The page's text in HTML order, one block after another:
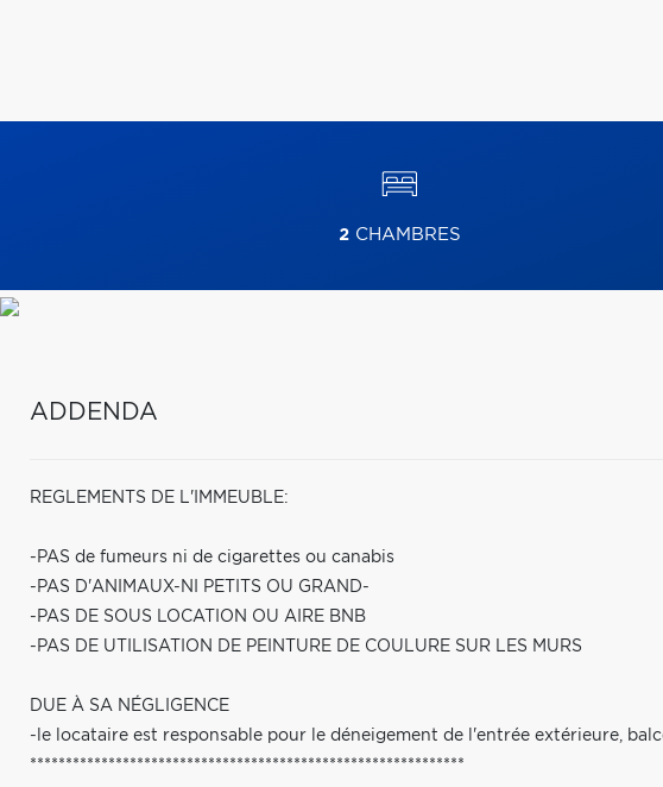
2CHAMBRES
ADDENDA
REGLEMENTS DE L'IMMEUBLE:
-PAS de fumeurs ni de cigarettes ou canabis
-PAS D'ANIMAUX-NI PETITS OU GRAND-
-PAS DE SOUS LOCATION OU AIRE BNB
-PAS DE UTILISATION DE PEINTURE DE COULURE SUR LES MURS
DUE À SA NÉGLIGENCE
-le locataire est responsable pour le déneigement de l'entrée extérieure,
*************************************************************